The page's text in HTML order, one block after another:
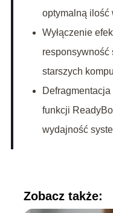
optymalną ilość
Wyłączenie
responsywność
starszych
funkcji
wydajność
Zobacz także: